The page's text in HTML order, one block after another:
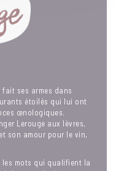
ses armes dans
étoilés qui lui ont
œnologiques.
Lerouge aux lèvres,
son amour pour le vin,
les mots qui qualifient la